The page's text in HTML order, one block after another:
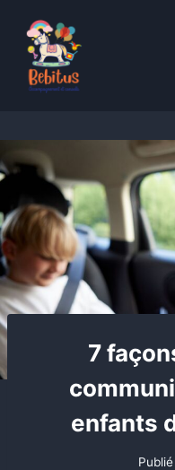
content
7
enfants